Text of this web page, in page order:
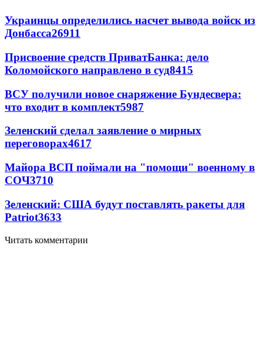
Украинцы определились насчет вывода войск из
Донбасса26911
Присвоение средств ПриватБанка: дело
Коломойского направлено в суд8415
ВСУ получили новое снаряжение Бундесвера:
что входит в комплект5987
Зеленский сделал заявление о мирных
переговорах4617
Майора ВСП поймали на "помощи" военному в
СОЧ3710
Зеленский: США будут поставлять ракеты для
Patriot3633
Читать комментарии